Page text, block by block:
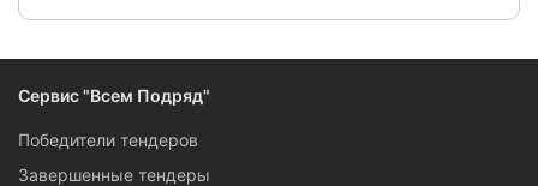
Сервис "Всем Подряд"
Победители тендеров
Завершенные тендеры